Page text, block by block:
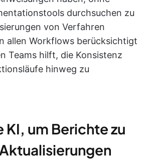
durchsuchen zu
von Verfahren
allen Workflows berücksichtigt
Teams hilft, die Konsistenz
hinweg zu
KI, um Berichte zu